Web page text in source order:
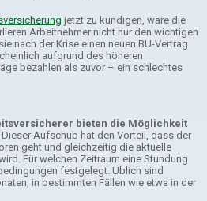
jetzt zu kündigen, wäre die
Arbeitnehmer nicht nur den wichtigen
nach der Krise einen neuen BU-Vertrag
aufgrund des höheren
bezahlen als zuvor – ein schlechtes
bieten die Möglichkeit
Dieser Aufschub hat den Vorteil, dass der
geht und gleichzeitig die aktuelle
Für welchen Zeitraum eine Stundung
festgelegt. Üblich sind
in bestimmten Fällen wie etwa in der